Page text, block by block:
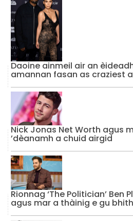
Daoine ainmeil air an
amannan fasan as craziest
Nick Jonas Net Worth agus
’dèanamh a chuid airgid
Rionnag ‘The Politician’ Ben
agus mar a thàinig e gu